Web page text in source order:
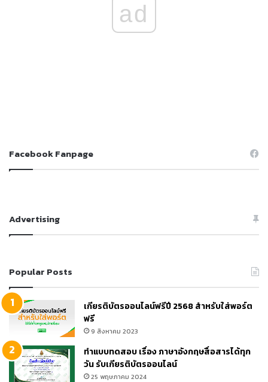
ad
Facebook Fanpage
Advertising
Popular Posts
เกียรติบัตรออนไลน์ฟรีปี 2568 สำหรับใส่พอร์ต
ฟรี
9 สิงหาคม 2023
ทำแบบทดสอบ เรื่อง ภาษาอังกฤษสื่อสารได้ทุก
วัน รับเกียรติบัตรออนไลน์
25 พฤษภาคม 2024